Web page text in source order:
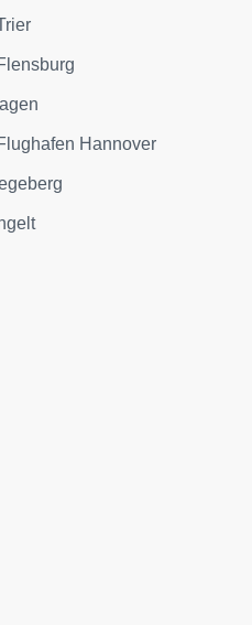
Hannover